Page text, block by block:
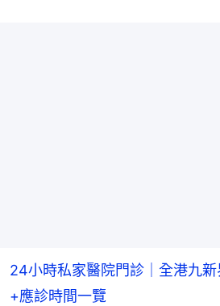
24小時私家醫院門診｜全港九
+應診時間一覽